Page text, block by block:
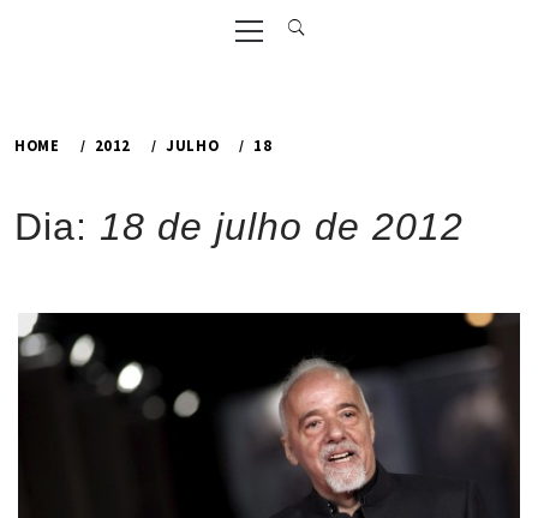
Primary
Menu
HOME 2012 JULHO 18
Dia: 18 de julho de 2012